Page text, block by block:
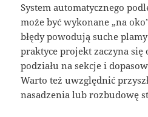
System automatycznego
może być wykonane „na
błędy powodują suche
praktyce projekt zaczyna się
podziału na sekcje i
Warto też uwzględnić
nasadzenia lub rozbudowę